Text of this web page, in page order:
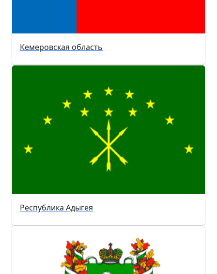
Кемеровская область
Республика Адыгея